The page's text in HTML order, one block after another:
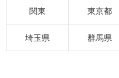
関東 東京都
埼玉県 群馬県